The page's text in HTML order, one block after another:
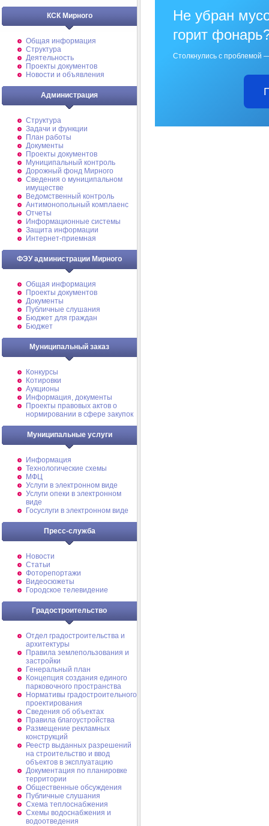
КСК Мирного
Общая информация
Структура
Деятельность
Проекты документов
Новости и объявления
Администрация
Структура
Задачи и функции
План работы
Документы
Проекты документов
Муниципальный контроль
Дорожный фонд Мирного
Cведения о муниципальном
имуществе
Ведомственный контроль
Антимонопольный комплаенс
Отчеты
Информационные системы
Защита информации
Интернет-приемная
ФЭУ администрации Мирного
Общая информация
Проекты документов
Документы
Публичные слушания
Бюджет для граждан
Бюджет
Муниципальный заказ
Конкурсы
Котировки
Аукционы
Информация, документы
Проекты правовых актов о
нормировании в сфере закупок
Муниципальные услуги
Информация
Технологические схемы
МФЦ
Услуги в электронном виде
Услуги опеки в электронном
виде
Госуслуги в электронном виде
Пресс-служба
Новости
Статьи
Фоторепортажи
Видеосюжеты
Городское телевидение
Градостроительство
Отдел градостроительства и
архитектуры
Правила землепользования и
застройки
Генеральный план
Концепция создания единого
парковочного пространства
Нормативы градостроительного
проектирования
Сведения об объектах
Правила благоустройства
Размещение рекламных
конструкций
Реестр выданных разрешений
на строительство и ввод
объектов в эксплуатацию
Документация по планировке
территории
Общественные обсуждения
Публичные слушания
Схема теплоснабжения
Схемы водоснабжения и
водоотведения
Не убран
горит
Столкнулись с проблемой